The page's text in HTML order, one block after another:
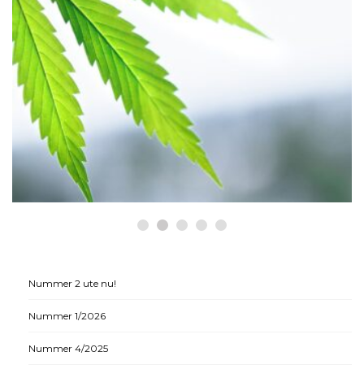
HÄLSA
Historiska beslut som gynnar
medicinsk cannabis
Nummer 2 ute nu!
Nummer 1/2026
Nummer 4/2025